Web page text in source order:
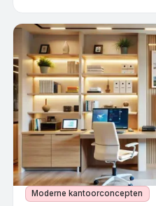
Moderne kantoorconcepten